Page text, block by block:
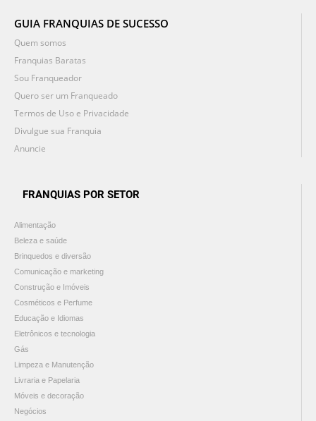
GUIA FRANQUIAS DE SUCESSO
Quem somos
Franquias Baratas
Sou Franqueador
Quero ser um Franqueado
Termos de Uso e Privacidade
Divulgue sua Franquia
Anuncie
FRANQUIAS POR SETOR
Alimentação
Beleza e saúde
Brinquedos e diversão
Comunicação e marketing
Construção e Imóveis
Cosméticos e Perfume
Educação e Idiomas
Eletrônicos e tecnologia
Gás
Limpeza e Manutenção
Livraria e Papelaria
Móveis e decoração
Negócios